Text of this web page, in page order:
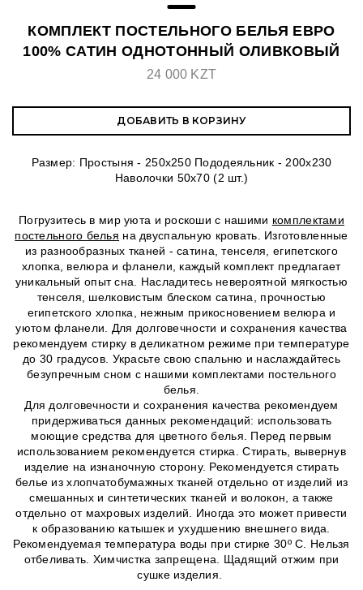
КОМПЛЕКТ ПОСТЕЛЬНОГО БЕЛЬЯ ЕВРО
100% САТИН ОДНОТОННЫЙ ОЛИВКОВЫЙ
24 000 KZT
ДОБАВИТЬ В КОРЗИНУ
Размер: Простыня - 250х250 Пододеяльник - 200х230
Наволочки 50х70 (2 шт.)
Погрузитесь в мир уюта и роскоши с нашими комплектами
постельного белья на двуспальную кровать. Изготовленные
из разнообразных тканей - сатина, тенселя, египетского
хлопка, велюра и фланели, каждый комплект предлагает
уникальный опыт сна. Насладитесь невероятной мягкостью
тенселя, шелковистым блеском сатина, прочностью
египетского хлопка, нежным прикосновением велюра и
уютом фланели. Для долговечности и сохранения качества
рекомендуем стирку в деликатном режиме при температуре
до 30 градусов. Украсьте свою спальню и наслаждайтесь
безупречным сном с нашими комплектами постельного
белья.
Для долговечности и сохранения качества рекомендуем
придерживаться данных рекомендаций: использовать
моющие средства для цветного белья. Перед первым
использованием рекомендуется стирка. Стирать, вывернув
изделие на изнаночную сторону. Рекомендуется стирать
белье из хлопчатобумажных тканей отдельно от изделий из
смешанных и синтетических тканей и волокон, а также
отдельно от махровых изделий. Иногда это может привести
к образованию катышек и ухудшению внешнего вида.
Рекомендуемая температура воды при стирке 30º C. Нельзя
отбеливать. Химчистка запрещена. Щадящий отжим при
сушке изделия.